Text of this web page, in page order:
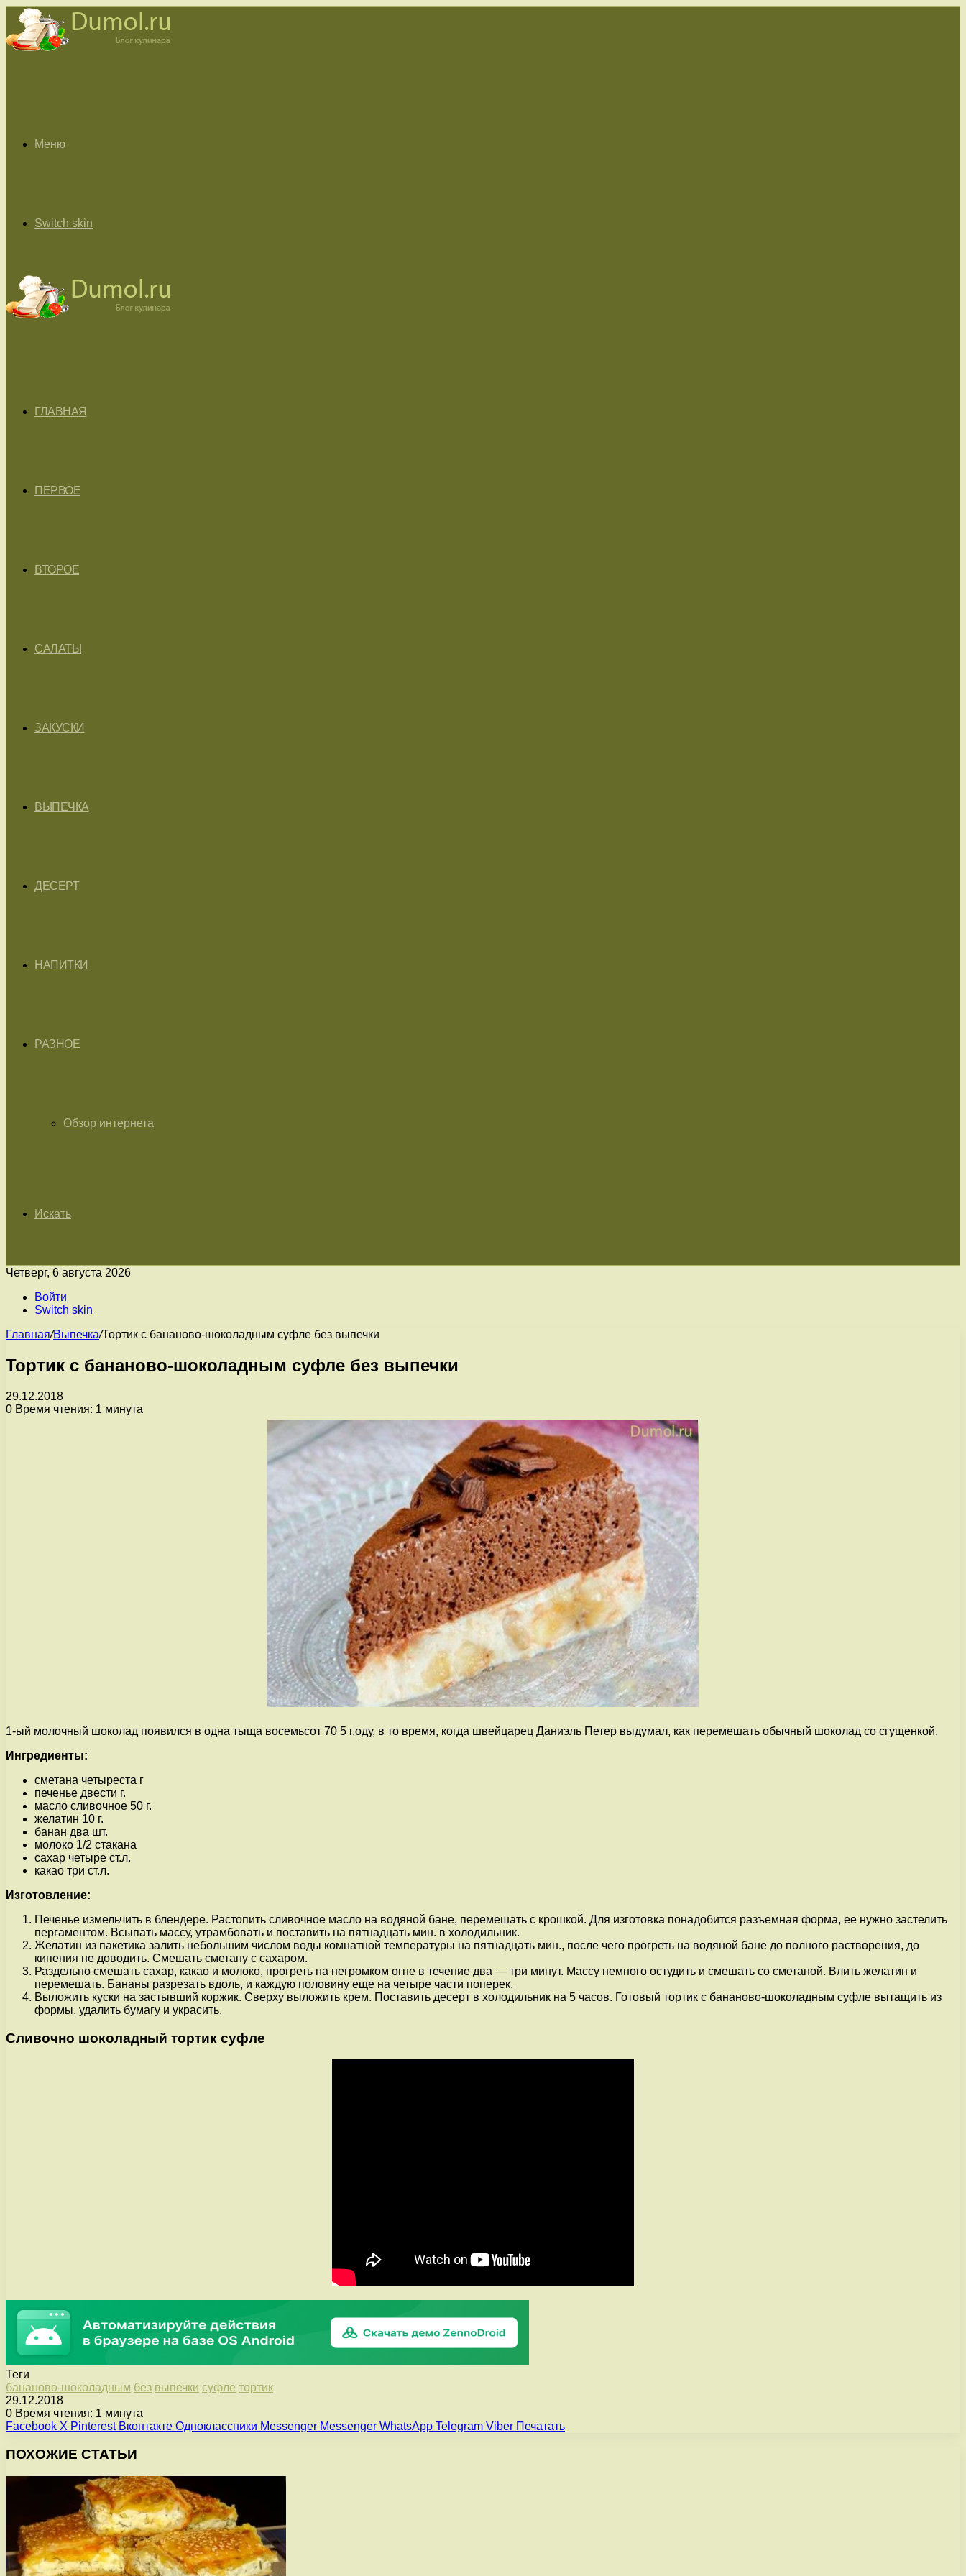
Меню
Switch skin
ГЛАВНАЯ
ПЕРВОЕ
ВТОРОЕ
САЛАТЫ
ЗАКУСКИ
ВЫПЕЧКА
ДЕСЕРТ
НАПИТКИ
РАЗНОЕ
Обзор интернета
Искать
Четверг, 6 августа 2026
Войти
Switch skin
Главная/Выпечка/Тортик с бананово-шоколадным суфле без выпечки
Тортик с бананово-шоколадным суфле без выпечки
29.12.2018
0 Время чтения: 1 минута
1-ый молочный шоколад появился в одна тыща восемьсот 70 5 г.оду, в то время, когда швейцарец Даниэль Петер выдумал, как перемешать обычный шоколад со сгущенкой.
Ингредиенты:
сметана четыреста г
печенье двести г.
масло сливочное 50 г.
желатин 10 г.
банан два шт.
молоко 1/2 стакана
сахар четыре ст.л.
какао три ст.л.
Изготовление:
Печенье измельчить в блендере. Растопить сливочное масло на водяной бане, перемешать с крошкой. Для изготовка понадобится разъемная форма, ее нужно застелить
пергаментом. Всыпать массу, утрамбовать и поставить на пятнадцать мин. в холодильник.
Желатин из пакетика залить небольшим числом воды комнатной температуры на пятнадцать мин., после чего прогреть на водяной бане до полного растворения, до
кипения не доводить. Смешать сметану с сахаром.
Раздельно смешать сахар, какао и молоко, прогреть на негромком огне в течение два — три минут. Массу немного остудить и смешать со сметаной. Влить желатин и
перемешать. Бананы разрезать вдоль, и каждую половину еще на четыре части поперек.
Выложить куски на застывший коржик. Сверху выложить крем. Поставить десерт в холодильник на 5 часов. Готовый тортик с бананово-шоколадным суфле вытащить из
формы, удалить бумагу и украсить.
Сливочно шоколадный тортик суфле
Теги
бананово-шоколадным без выпечки суфле тортик
29.12.2018
0 Время чтения: 1 минута
Facebook X Pinterest Вконтакте Одноклассники Messenger Messenger WhatsApp Telegram Viber Печатать
ПОХОЖИЕ СТАТЬИ